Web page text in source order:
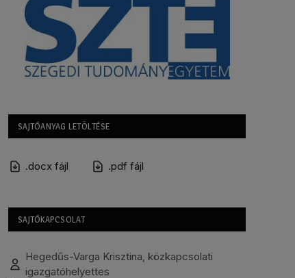
SAJTÓANYAG LETÖLTÉSE
.docx fájl .pdf fájl
SAJTÓKAPCSOLAT
Hegedűs-Varga Krisztina, közkapcsolati
igazgatóhelyettes